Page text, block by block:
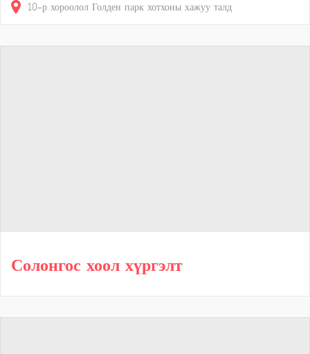
10-р хороолол Голден парк хотхоны хажуу талд
Солонгос хоол хүргэлт